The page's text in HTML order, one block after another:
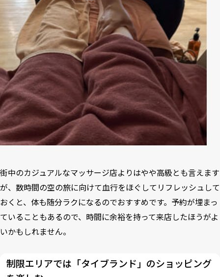
街中のカジュアルなマッサージ店よりはやや高級とも言えます
が、数時間の空の旅に向けて血行をほぐしてリフレッシュして
おくと、体も随分ラクになるのでおすすめです。予約が埋まっ
ていることもあるので、時間に余裕を持って来店したほうがよ
いかもしれません。
制限エリアでは「タイブランド」のショッピング